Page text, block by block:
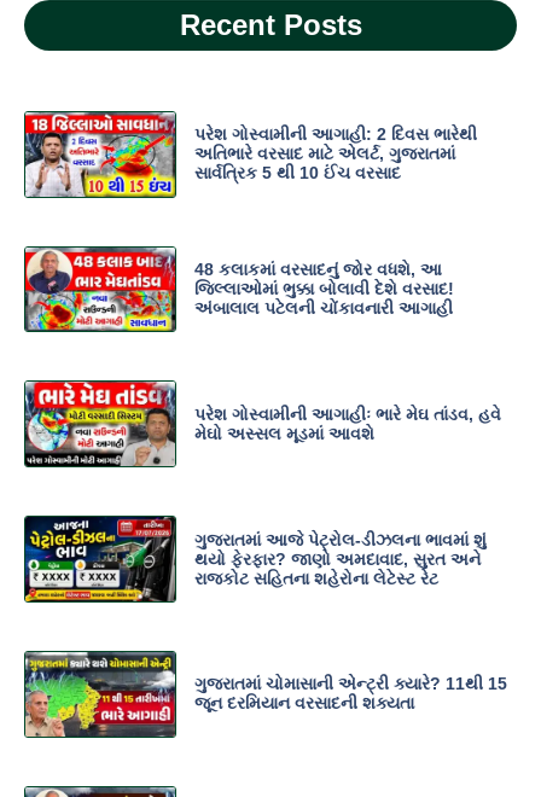
Recent Posts
પરેશ ગોસ્વામીની આગાહી: 2 દિવસ ભારેથી
અતિભારે વરસાદ માટે એલર્ટ, ગુજરાતમાં
સાર્વત્રિક 5 થી 10 ઈંચ વરસાદ
48 કલાકમાં વરસાદનું જોર વધશે, આ
જિલ્લાઓમાં ભુક્કા બોલાવી દેશે વરસાદ!
અંબાલાલ પટેલની ચોંકાવનારી આગાહી
પરેશ ગોસ્વામીની આગાહીઃ ભારે મેઘ તાંડવ, હવે
મેઘો અસ્સલ મૂડમાં આવશે
ગુજરાતમાં આજે પેટ્રોલ-ડીઝલના ભાવમાં શું
થયો ફેરફાર? જાણો અમદાવાદ, સુરત અને
રાજકોટ સહિતના શહેરોના લેટેસ્ટ રેટ
ગુજરાતમાં ચોમાસાની એન્ટ્રી ક્યારે? 11થી 15
જૂન દરમિયાન વરસાદની શક્યતા